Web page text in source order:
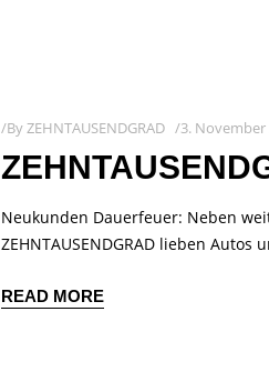
ByZEHNTAUSENDGRAD 3. November
Neukunden Dauerfeuer: Neben
ZEHNTAUSENDGRAD lieben
READ MORE